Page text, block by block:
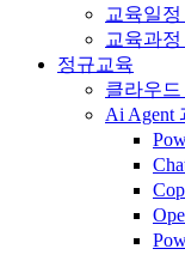
교육일정
교육과정
정규교육
클라우
Ai Agent